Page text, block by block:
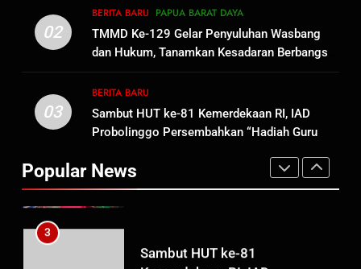
02
BERITA BARU PAPUA BARAT DAYA
TMMD Ke-129 Gelar Penyuluhan Wasbang
dan Hukum, Tanamkan Kesadaran Berbangsa
serta Taat Aturan di Kampung Sesor
03
BERITA BARU
Sambut HUT ke-81 Kemerdekaan RI, IAD
Probolinggo Persembahkan “Hadiah Guru
Guru Non-ASN sebagai Pahlawan Bangsa
Popular News
Oknum Polisi Kebon Jeruk Jadi
Backing Mafia Tanah Merampas
Sutarman
BERITA BARU HUKUM DAN KRIMINAL
2
TMMD Ke-129 Gelar Penyuluhan
Wasbang dan Hukum,
Tanamkan Kesadaran
Berbangsa serta Taat Aturan di
PAPUA BARAT DAYA
3
Kemerdekaan RI, IAD